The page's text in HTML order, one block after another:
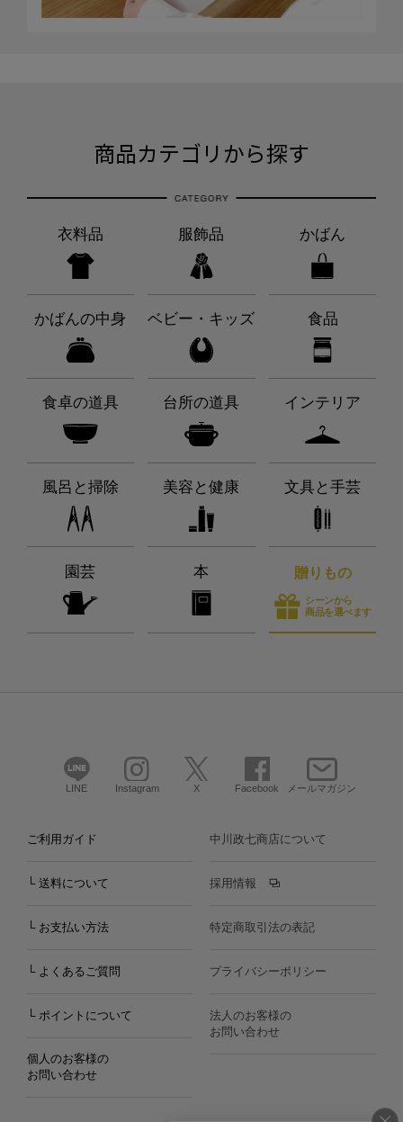
商品カテゴリから探す
衣料品 服飾品 かばん
かばんの中身 ベビー・キッズ 食品
食卓の道具 台所の道具 インテリア
風呂と掃除 美容と健康 文具と手芸
園芸 本 贈りもの
シーンから
商品を選べます
LINE Instagram X Facebook メールマガジン
ご利用ガイド
└ 送料について
└ お支払い方法
└ よくあるご質問
└ ポイントについて
個人のお客様の
お問い合わせ
中川政七商店について
採用情報
特定商取引法の表記
プライバシーポリシー
法人のお客様の
お問い合わせ